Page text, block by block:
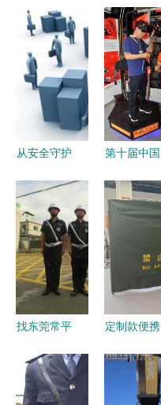
理 福州酷
睿安防，共
赢全球安保
市场
排查防控及
安保维稳工
作
从安全守护
消费品安防
市场的新使
命
第十届中国
全 应急救
援及安防产
品 山西展
览会隆重开
幕 安保升
级启新篇
找东莞常平
我信赖威远
——专业安
定制款便携
现场执法中
的灵活屏障